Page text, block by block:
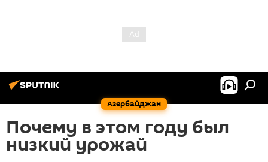
Азербайджан
Почему в этом году был
низкий урожай